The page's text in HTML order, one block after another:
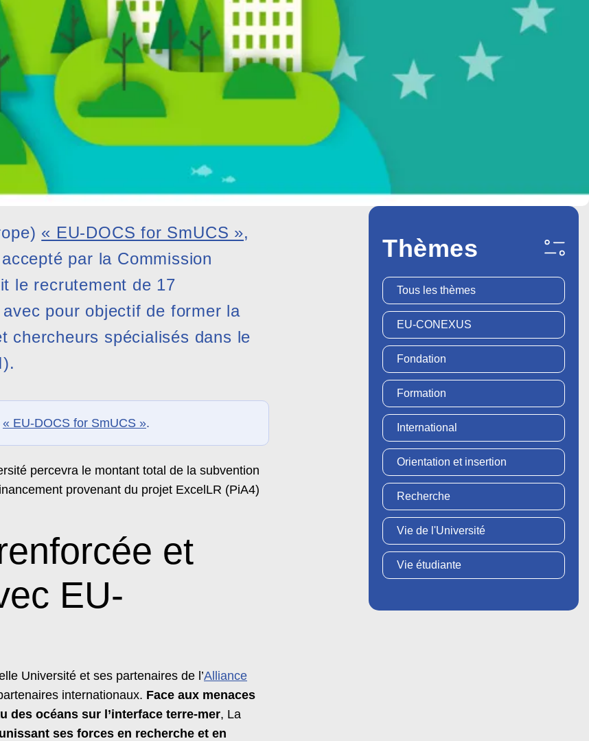
« EU-DOCS for SmUCS »,
par la Commission
le recrutement de 17
pour objectif de former la
chercheurs spécialisés dans le
« EU-DOCS for SmUCS ».
percevra le montant total de la subvention
provenant du projet ExcelLR (PiA4)
et
EU-
Université et ses partenaires de l’Alliance
internationaux. Face aux menaces
des océans sur l’interface terre-mer, La
unissant ses forces en recherche et en
Thèmes
Tous les thèmes
EU-CONEXUS
Fondation
Formation
International
Orientation et insertion
Recherche
Vie de l'Université
Vie étudiante